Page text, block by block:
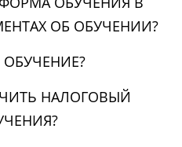
ОБ ОБУЧЕНИИ?
НАЛОГОВЫЙ